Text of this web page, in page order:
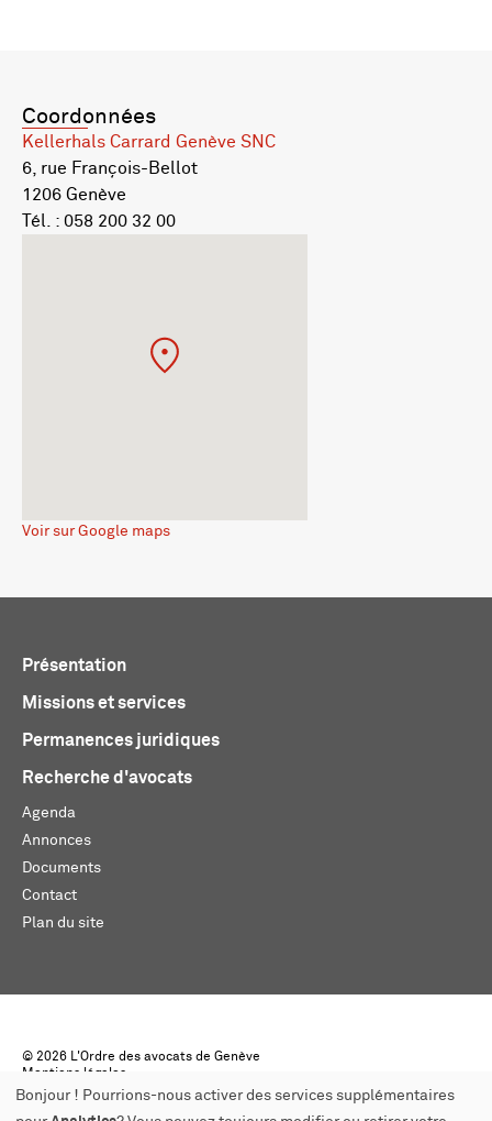
Coordonnées
Kellerhals Carrard Genève SNC
6, rue François-Bellot
1206 Genève
Tél. : 058 200 32 00
Voir sur Google maps
Présentation
Missions et services
Permanences juridiques
Recherche d'avocats
Agenda
Annonces
Documents
Contact
Plan du site
© 2026 L'Ordre des avocats de Genève
Mentions légales
Créé par monoloco
Bonjour ! Pourrions-nous activer des services supplémentaires